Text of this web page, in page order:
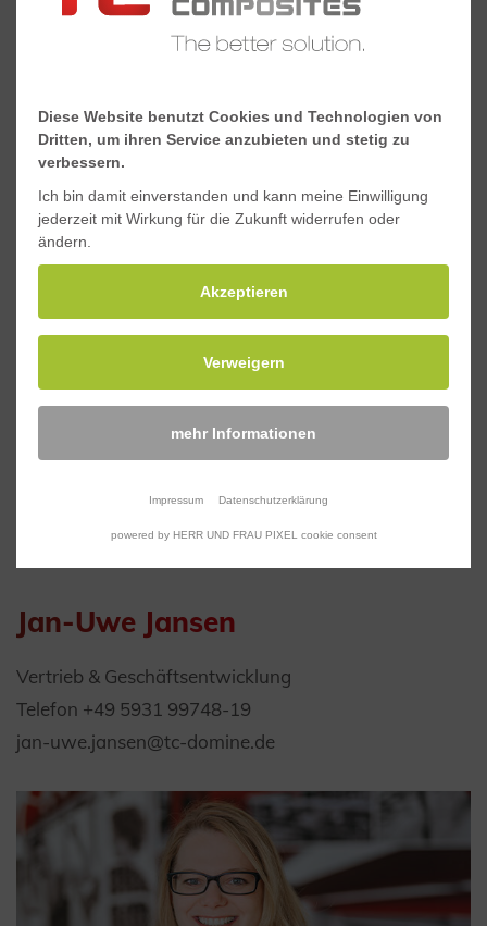
Vertrieb/Projektleitung
GFK-Sonderkonstruktionen
Telefon +49 5931 99748-22
stefan.roemann@tc-domine.de
Jan-Uwe Jansen
Vertrieb & Geschäftsentwicklung
Telefon +49 5931 99748-19
jan-uwe.jansen@tc-domine.de
Diese Website benutzt Cookies und Technologien von
Dritten, um ihren Service anzubieten und stetig zu
verbessern.
Ich bin damit einverstanden und kann meine Einwilligung
jederzeit mit Wirkung für die Zukunft widerrufen oder
ändern.
Akzeptieren
Verweigern
mehr Informationen
Impressum Datenschutzerklärung
powered by HERR UND FRAU PIXEL cookie consent